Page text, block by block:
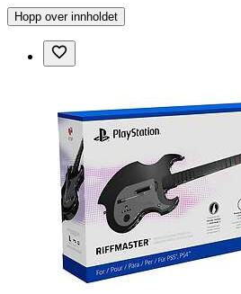
Hopp over innholdet